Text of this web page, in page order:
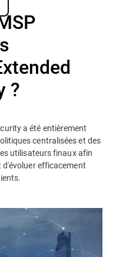
?
a été entièrement
centralisées et des
utilisateurs finaux afin
efficacement